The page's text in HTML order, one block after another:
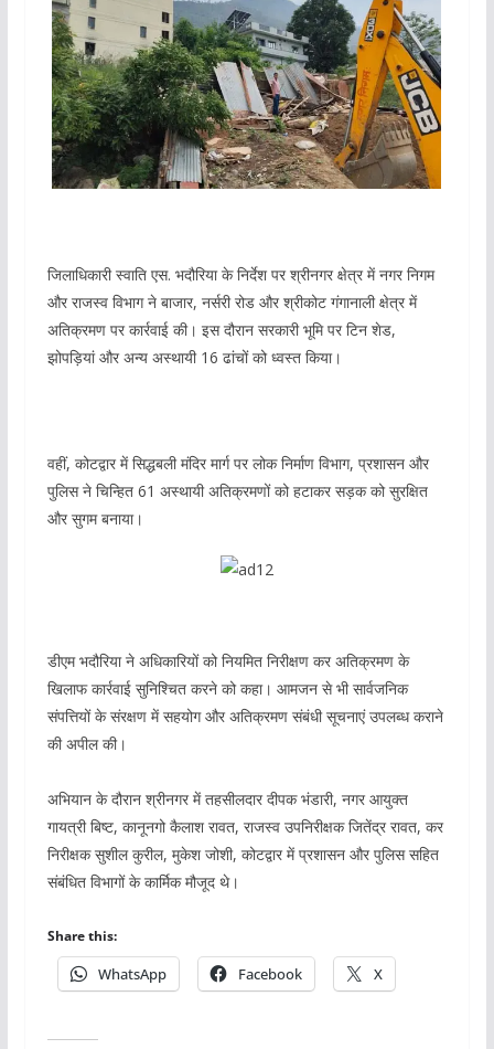
जिलाधिकारी स्वाति एस. भदौरिया के निर्देश पर श्रीनगर क्षेत्र में नगर निगम
और राजस्व विभाग ने बाजार, नर्सरी रोड और श्रीकोट गंगानाली क्षेत्र में
अतिक्रमण पर कार्रवाई की। इस दौरान सरकारी भूमि पर टिन शेड,
झोपड़ियां और अन्य अस्थायी 16 ढांचों को ध्वस्त किया।
वहीं, कोटद्वार में सिद्धबली मंदिर मार्ग पर लोक निर्माण विभाग, प्रशासन और
पुलिस ने चिन्हित 61 अस्थायी अतिक्रमणों को हटाकर सड़क को सुरक्षित
और सुगम बनाया।
डीएम भदौरिया ने अधिकारियों को नियमित निरीक्षण कर अतिक्रमण के
खिलाफ कार्रवाई सुनिश्चित करने को कहा। आमजन से भी सार्वजनिक
संपत्तियों के संरक्षण में सहयोग और अतिक्रमण संबंधी सूचनाएं उपलब्ध कराने
की अपील की।
अभियान के दौरान श्रीनगर में तहसीलदार दीपक भंडारी, नगर आयुक्त
गायत्री बिष्ट, कानूनगो कैलाश रावत, राजस्व उपनिरीक्षक जितेंद्र रावत, कर
निरीक्षक सुशील कुरील, मुकेश जोशी, कोटद्वार में प्रशासन और पुलिस सहित
संबंधित विभागों के कार्मिक मौजूद थे।
Share this:
WhatsApp Facebook X